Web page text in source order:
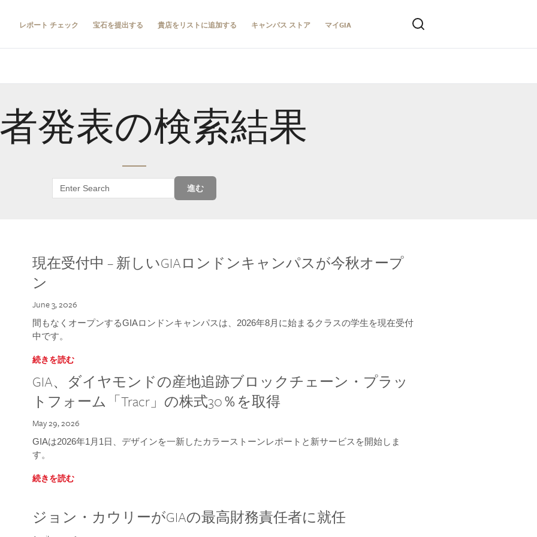
レポート チェック 宝石を提出する 貴店をリストに追加する キャンパス ストア マイGIA
発表の検索結果
進む
現在受付中 – 新しいGIAロンドンキャンパスが今秋オープ
ン
June 3, 2026
間もなくオープンするGIAロンドンキャンパスは、2026年8月に始まるクラスの学生を現在受付
中です。
続きを読む
GIA、ダイヤモンドの産地追跡ブロックチェーン・プラッ
トフォーム「Tracr」の株式30％を取得
May 29, 2026
GIAは2026年1月1日、デザインを一新したカラーストーンレポートと新サービスを開始しま
す。
続きを読む
ジョン・カウリーがGIAの最高財務責任者に就任